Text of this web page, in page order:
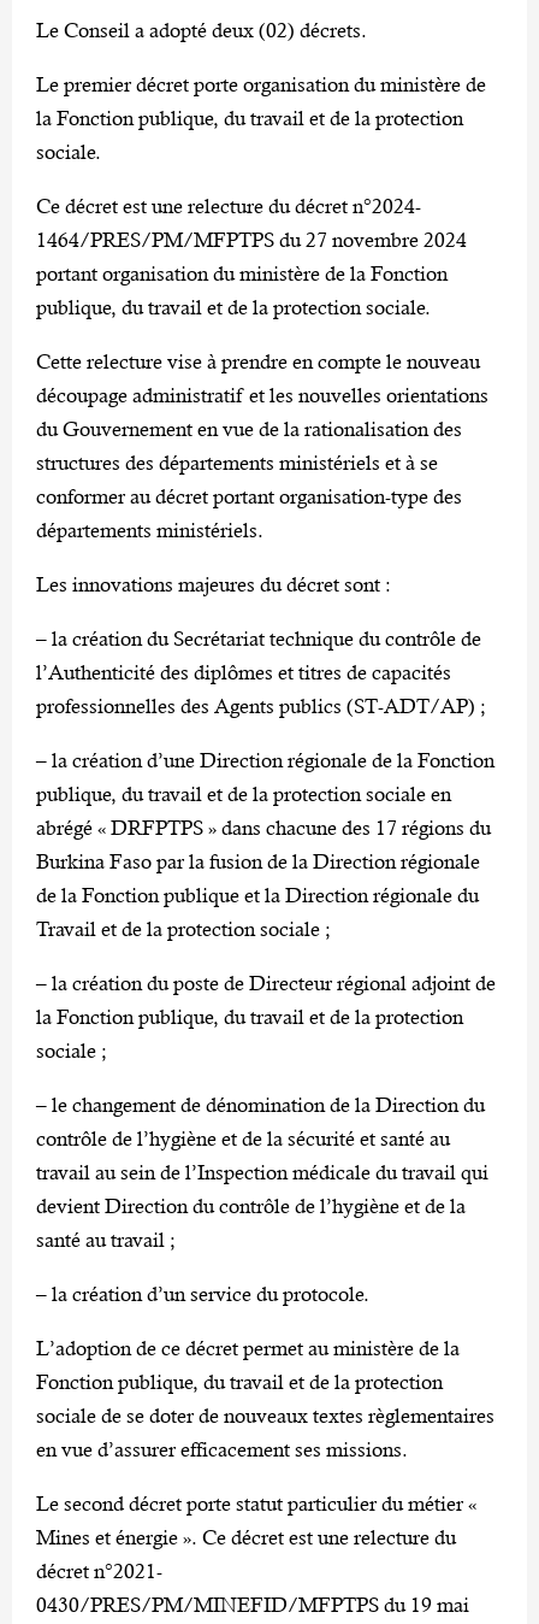
Le Conseil a adopté deux (02) décrets.
Le premier décret porte organisation du ministère de
la Fonction publique, du travail et de la protection
sociale.
Ce décret est une relecture du décret n°2024-
1464/PRES/PM/MFPTPS du 27 novembre 2024
portant organisation du ministère de la Fonction
publique, du travail et de la protection sociale.
Cette relecture vise à prendre en compte le nouveau
découpage administratif et les nouvelles orientations
du Gouvernement en vue de la rationalisation des
structures des départements ministériels et à se
conformer au décret portant organisation-type des
départements ministériels.
Les innovations majeures du décret sont :
– la création du Secrétariat technique du contrôle de
l’Authenticité des diplômes et titres de capacités
professionnelles des Agents publics (ST-ADT/AP) ;
– la création d’une Direction régionale de la Fonction
publique, du travail et de la protection sociale en
abrégé « DRFPTPS » dans chacune des 17 régions du
Burkina Faso par la fusion de la Direction régionale
de la Fonction publique et la Direction régionale du
Travail et de la protection sociale ;
– la création du poste de Directeur régional adjoint de
la Fonction publique, du travail et de la protection
sociale ;
– le changement de dénomination de la Direction du
contrôle de l’hygiène et de la sécurité et santé au
travail au sein de l’Inspection médicale du travail qui
devient Direction du contrôle de l’hygiène et de la
santé au travail ;
– la création d’un service du protocole.
L’adoption de ce décret permet au ministère de la
Fonction publique, du travail et de la protection
sociale de se doter de nouveaux textes règlementaires
en vue d’assurer efficacement ses missions.
Le second décret porte statut particulier du métier «
Mines et énergie ». Ce décret est une relecture du
décret n°2021-
0430/PRES/PM/MINEFID/MFPTPS du 19 mai